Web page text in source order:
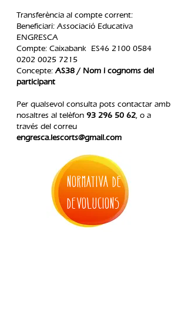
Transferència al compte corrent:
Beneficiari: Associació Educativa
ENGRESCA
Compte: Caixabank ES46 2100 0584
0202 0025 7215
Concepte:AS38 / Nom i cognoms del
participant
Per qualsevol consulta pots contactar amb
nosaltres al telèfon 93 296 50 62, o a
través del correu
engresca.lescorts@gmail.com
normativa de
devolucions